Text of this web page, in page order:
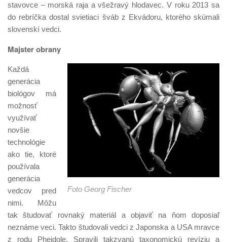
stavovce – morská raja a všežravý hlodavec. V roku 2013 sa
do rebríčka dostal svietiaci šváb z Ekvádoru, ktorého skúmali
slovenskí vedci.
Majster obrany
Foto Georg Fischer
Každá
generácia
biológov má
možnosť
využívať
novšie
technológie
ako tie, ktoré
používala
generácia
vedcov pred
nimi. Môžu
tak študovať rovnaký materiál a objaviť na ňom doposiaľ
neznáme veci. Takto študovali vedci z Japonska a USA mravce
z rodu Pheidole. Spravili takzvanú taxonomickú revíziu a